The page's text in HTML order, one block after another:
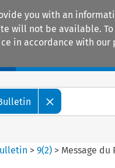
you with an
will not be available.
in accordance with our
>9(2) > Message du